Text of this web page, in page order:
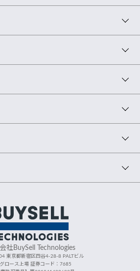
社BuySell Technologies
東京都新宿区四谷4-28-8 PALTビル
ロース上場 証券コード：7685